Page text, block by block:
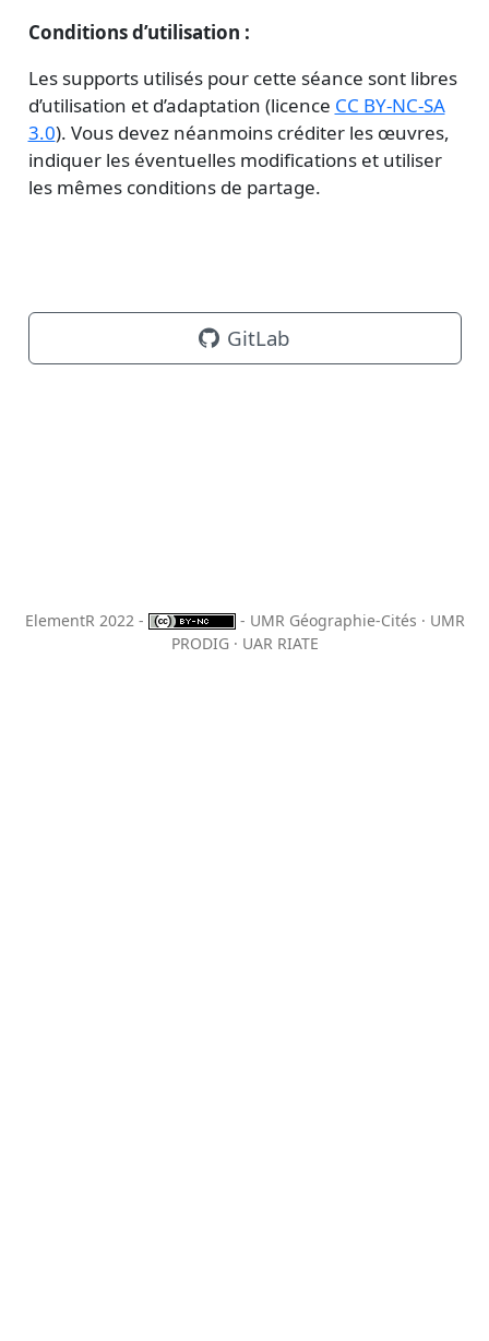
Conditions d’utilisation :
Les supports utilisés pour cette séance sont libres
d’utilisation et d’adaptation (licence CC BY-NC-SA
3.0). Vous devez néanmoins créditer les œuvres,
indiquer les éventuelles modifications et utiliser
les mêmes conditions de partage.
GitLab
ElementR 2022 -
- UMR Géographie-Cités · UMR
PRODIG · UAR RIATE